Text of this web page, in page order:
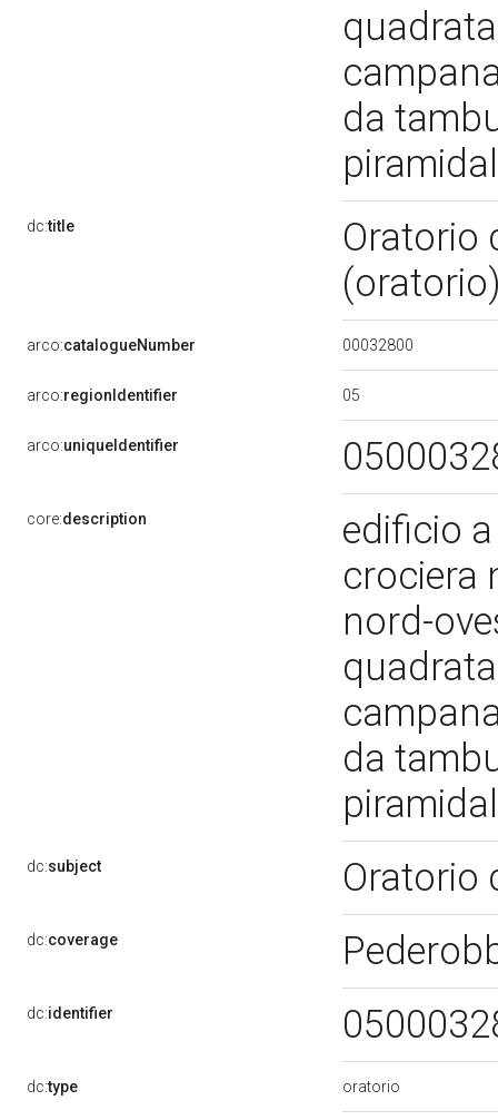
da
dc:title
Oratorio
arco:catalogueNumber 00032800
arco:regionIdentifier 05
arco:uniqueIdentifier
core:description
edificio
crociera
nord-
da
dc:subject Oratorio
dc:coverage
dc:identifier
dc:type oratorio